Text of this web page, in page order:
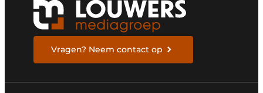
Vragen? Neem contact op